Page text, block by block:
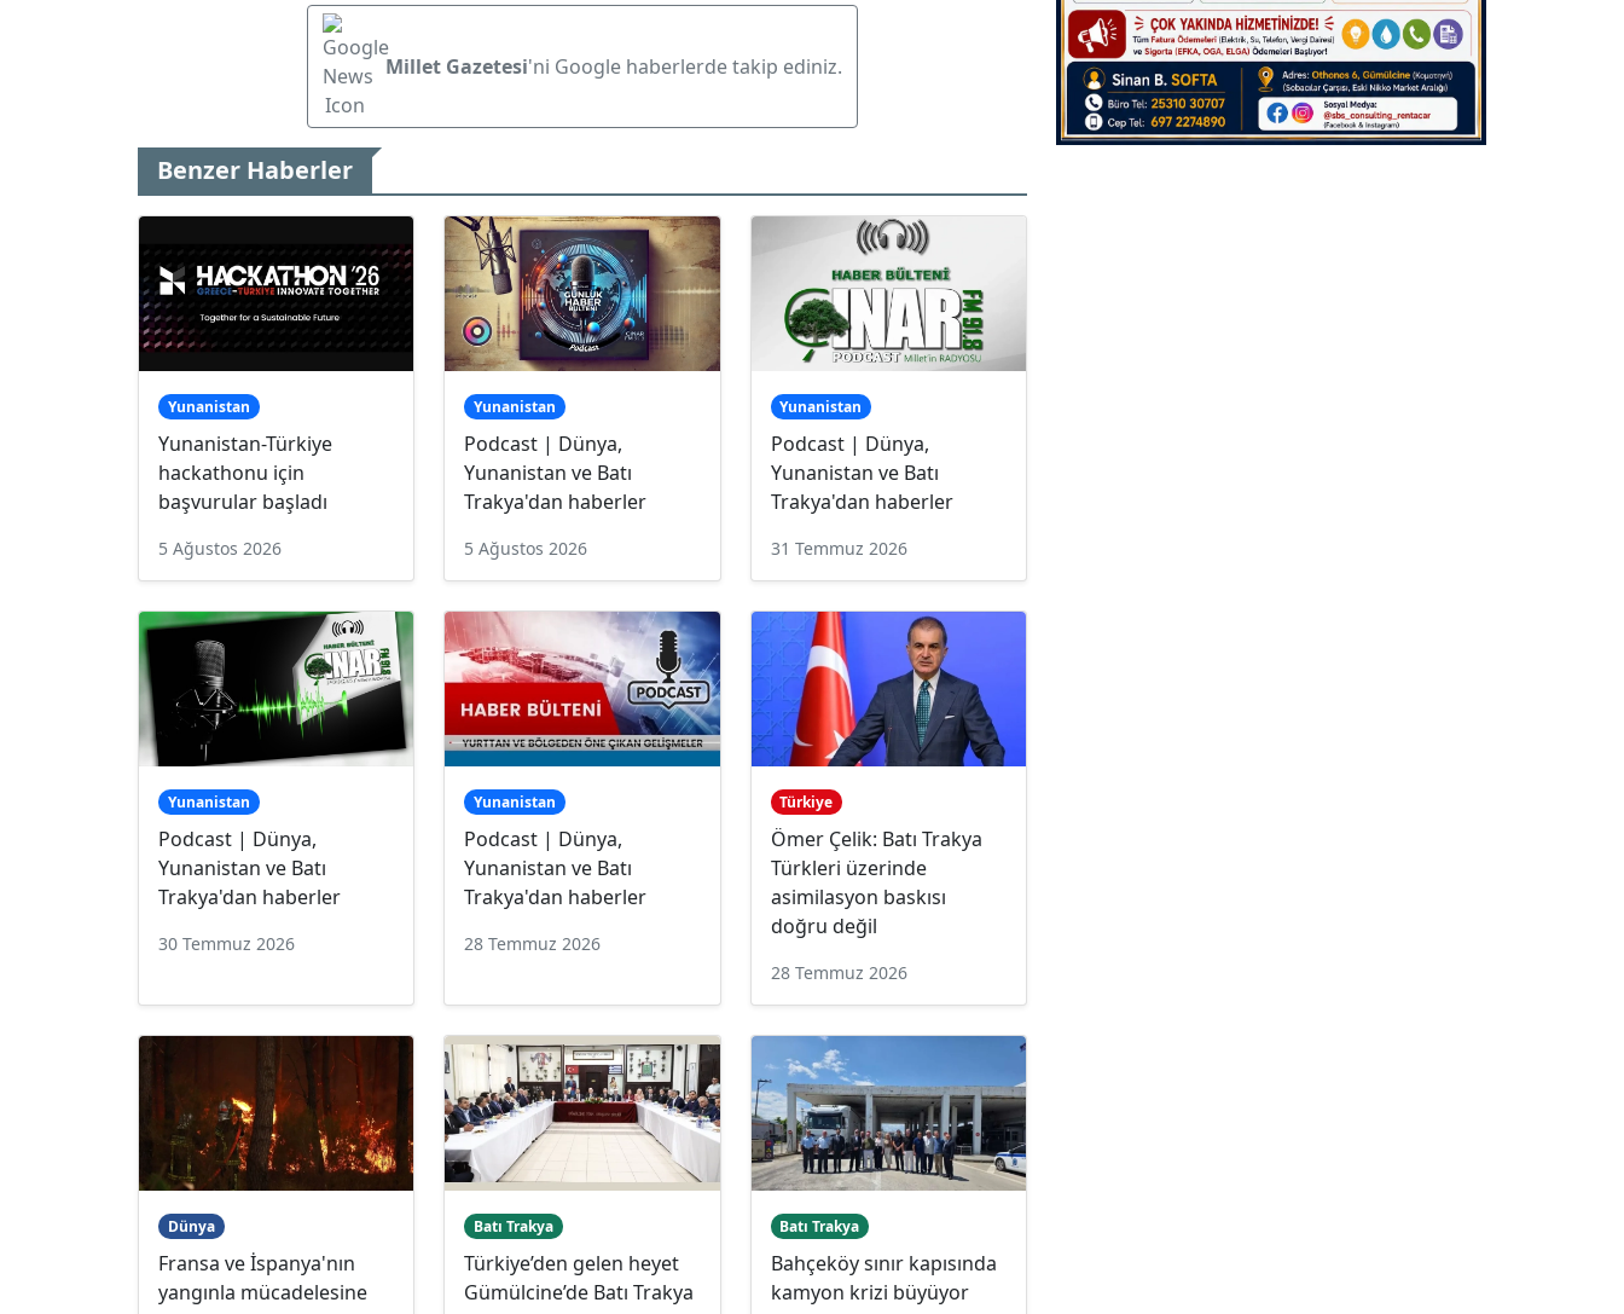
Millet Gazetesi'ni Google haberlerde takip ediniz.
Benzer Haberler
Yunanistan
Yunanistan-Türkiye
hackathonu için
başvurular başladı
5 Ağustos 2026
Yunanistan
Podcast | Dünya,
Yunanistan ve Batı
Trakya'dan haberler
5 Ağustos 2026
Yunanistan
Podcast | Dünya,
Yunanistan ve Batı
Trakya'dan haberler
31 Temmuz 2026
Yunanistan
Podcast | Dünya,
Yunanistan ve Batı
Trakya'dan haberler
30 Temmuz 2026
Yunanistan
Podcast | Dünya,
Yunanistan ve Batı
Trakya'dan haberler
28 Temmuz 2026
Türkiye
Ömer Çelik: Batı Trakya
Türkleri üzerinde
asimilasyon baskısı
doğru değil
28 Temmuz 2026
Dünya
Fransa ve İspanya'nın
yangınla mücadelesine
Batı Trakya
Türkiye’den gelen heyet
Gümülcine’de Batı Trakya
Batı Trakya
Bahçeköy sınır kapısında
kamyon krizi büyüyor